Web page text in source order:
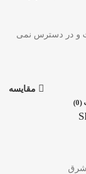
و در دسترس نمی
مقایسه
شرق